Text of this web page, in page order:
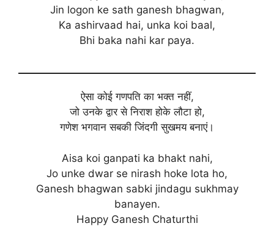
Jin logon ke sath ganesh bhagwan,
Ka ashirvaad hai, unka koi baal,
Bhi baka nahi kar paya.
ऐसा कोई गणपति का भक्त नहीं,
जो उनके द्वार से निराश होके लौटा हो,
गणेश भगवान सबकी जिंदगी सुखमय बनाएं।
Aisa koi ganpati ka bhakt nahi,
Jo unke dwar se nirash hoke lota ho,
Ganesh bhagwan sabki jindagu sukhmay
banayen.
Happy Ganesh Chaturthi